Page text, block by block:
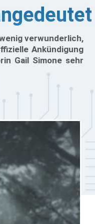
verwunderlich,
Ankündigung
Gail Simone sehr